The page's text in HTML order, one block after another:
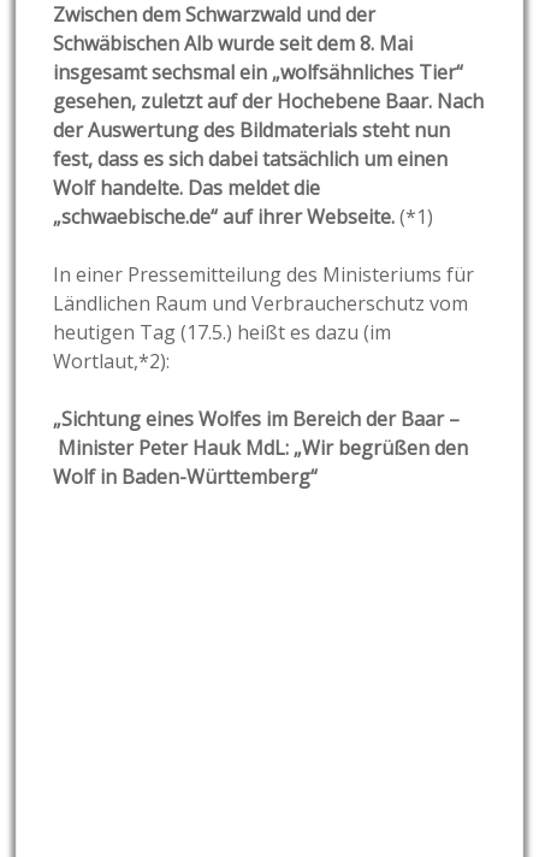
Zwischen dem Schwarzwald und der
Schwäbischen Alb wurde seit dem 8. Mai
insgesamt sechsmal ein „wolfsähnliches Tier“
gesehen, zuletzt auf der Hochebene Baar. Nach
der Auswertung des Bildmaterials steht nun
fest, dass es sich dabei tatsächlich um einen
Wolf handelte. Das meldet die
„schwaebische.de“ auf ihrer Webseite.(*1)
In einer Pressemitteilung des Ministeriums für
Ländlichen Raum und Verbraucherschutz vom
heutigen Tag (17.5.) heißt es dazu (im
Wortlaut,*2):
„Sichtung eines Wolfes im Bereich der Baar –
Minister Peter Hauk MdL: „Wir begrüßen den
Wolf in Baden-Württemberg“